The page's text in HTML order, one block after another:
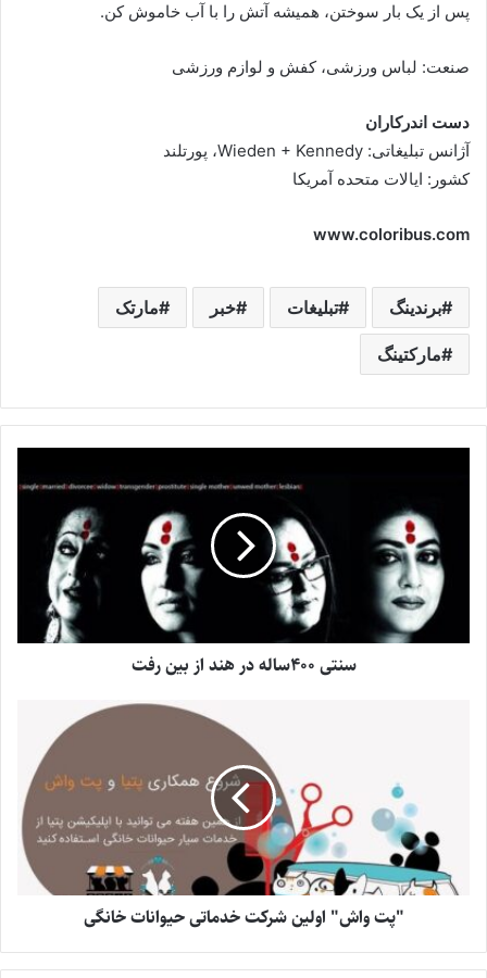
پس از یک بار سوختن، همیشه آتش را با آب خاموش کن.
صنعت: لباس ورزشی، کفش و لوازم ورزشی
دست اندرکاران
آژانس تبلیغاتی: Wieden + Kennedy، پورتلند
کشور: ایالات متحده آمریکا
www.coloribus.com
برندینگ تبلیغات خبر مارتک
مارکتینگ
سنتی ۴۰۰ساله در هند از بین رفت
"پت واش" اولین شرکت خدماتی ‌حیوانات خانگی